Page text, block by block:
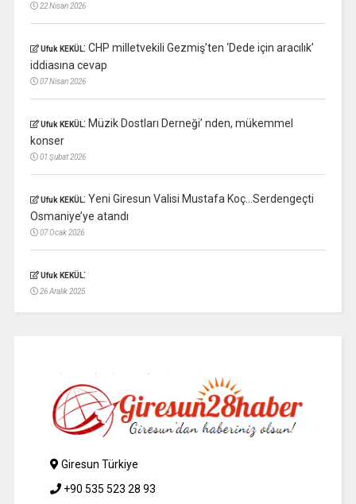
22 Nisan 2026
Ufuk KEKÜL: CHP milletvekili Gezmiş’ten ‘Dede için aracılık’
iddiasına cevap
07 Nisan 2026
Ufuk KEKÜL: Müzik Dostları Derneği’ nden, mükemmel
konser
01 Şubat 2026
Ufuk KEKÜL: Yeni Giresun Valisi Mustafa Koç…Serdengeçti
Osmaniye’ye atandı
07 Ocak 2026
Ufuk KEKÜL:
26 Aralık 2025
Giresun Türkiye
+90 535 523 28 93